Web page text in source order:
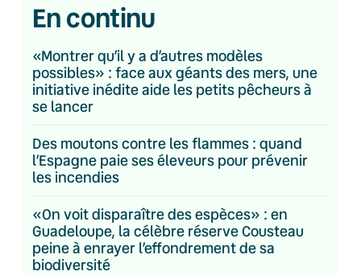
En continu
«Montrer qu’il y a d’autres modèles
possibles» : face aux géants des mers, une
initiative inédite aide les petits pêcheurs à
se lancer
Des moutons contre les flammes : quand
l’Espagne paie ses éleveurs pour prévenir
les incendies
«On voit disparaître des espèces» : en
Guadeloupe, la célèbre réserve Cousteau
peine à enrayer l’effondrement de sa
biodiversité